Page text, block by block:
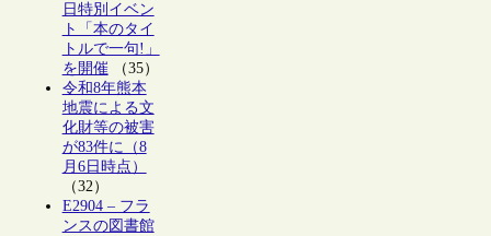
日特別イベン
ト「本のタイ
トルで一句!」
を開催（35）
令和8年熊本
地震による文
化財等の被害
が83件に（8
月6日時点）
（32）
E2904 – フラ
ンスの図書館